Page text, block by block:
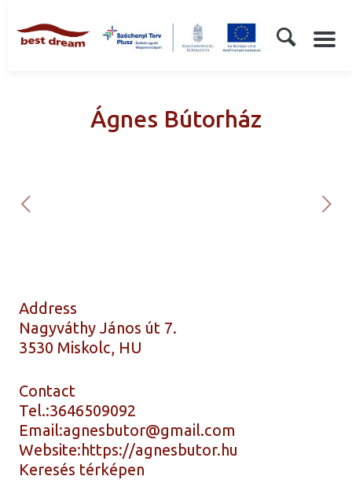
Ágnes Bútorház
Address
Nagyváthy János út 7.
3530 Miskolc, HU
Contact
Tel.:3646509092
Email:agnesbutor@gmail.com
Website:https://agnesbutor.hu
Keresés térképen